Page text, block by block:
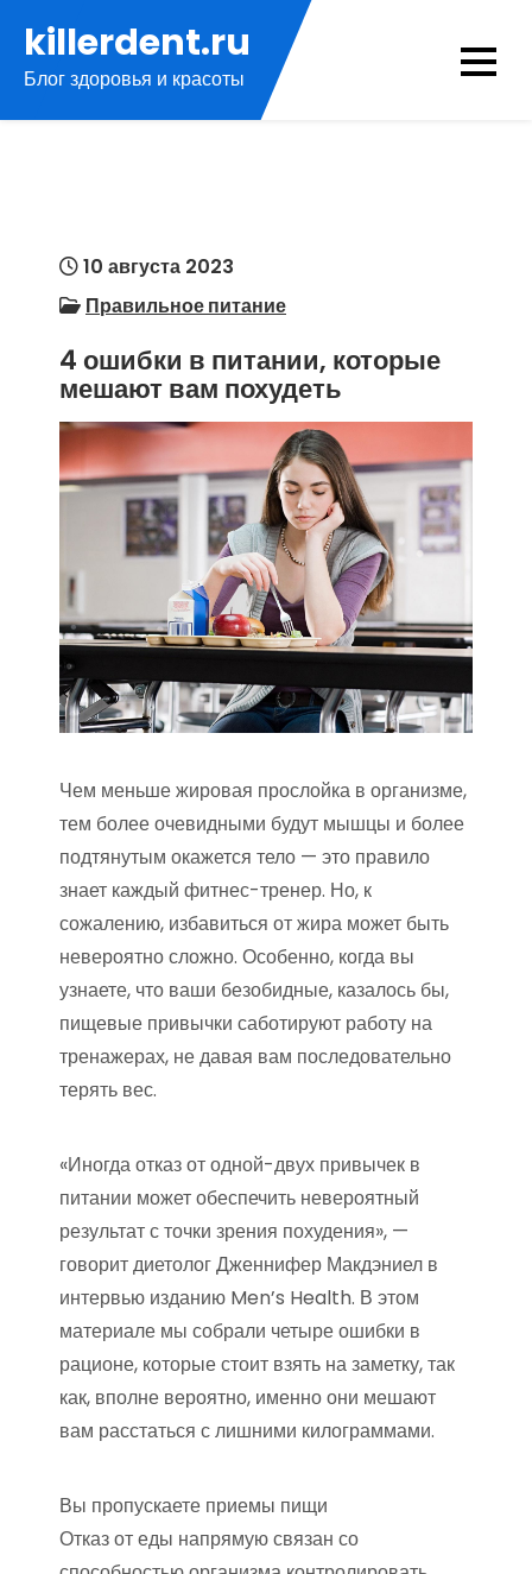
содержимому
killerdent.ru
Блог здоровья и красоты
10 августа 2023
Правильное питание
4 ошибки в питании, которые
мешают вам похудеть
Чем меньше жировая прослойка в организме,
тем более очевидными будут мышцы и более
подтянутым окажется тело — это правило
знает каждый фитнес-тренер. Но, к
сожалению, избавиться от жира может быть
невероятно сложно. Особенно, когда вы
узнаете, что ваши безобидные, казалось бы,
пищевые привычки саботируют работу на
тренажерах, не давая вам последовательно
терять вес.
«Иногда отказ от одной-двух привычек в
питании может обеспечить невероятный
результат с точки зрения похудения», —
говорит диетолог Дженнифер Макдэниел в
интервью изданию Men’s Health. В этом
материале мы собрали четыре ошибки в
рационе, которые стоит взять на заметку, так
как, вполне вероятно, именно они мешают
вам расстаться с лишними килограммами.
Вы пропускаете приемы пищи
Отказ от еды напрямую связан со